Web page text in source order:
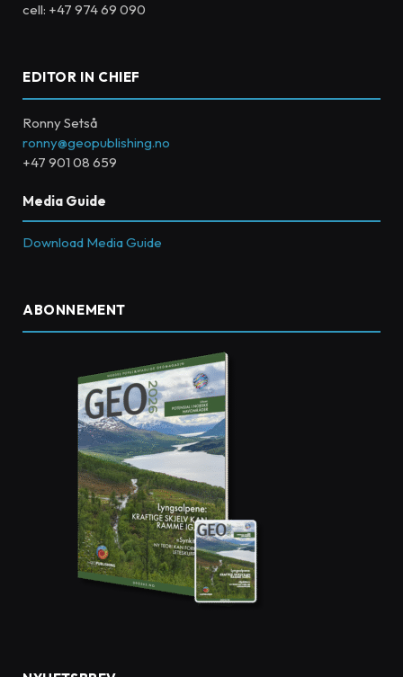
cell: +47 974 69 090
EDITOR IN CHIEF
Ronny Setså
ronny@geopublishing.no
+47 901 08 659
Media Guide
Download Media Guide
ABONNEMENT